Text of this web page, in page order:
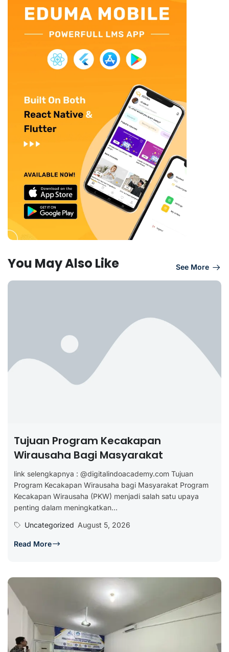
You May Also Like See More
Tujuan Program Kecakapan
Wirausaha Bagi Masyarakat
link selengkapnya : @digitalindoacademy.com Tujuan
Program Kecakapan Wirausaha bagi Masyarakat Program
Kecakapan Wirausaha (PKW) menjadi salah satu upaya
penting dalam meningkatkan...
Uncategorized August 5, 2026
Read More